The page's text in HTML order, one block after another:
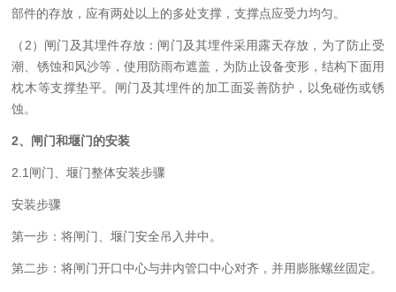
部件的存放，应有两处以上的多处支撑，支撑点应受力均匀。
（ 2）闸门及其埋件存放： 闸门及其埋件采用露天存放，为了防止受
潮、锈蚀和风沙等，使用防雨布遮盖，为防止设备变形，结构下面用
枕木等支撑垫平。闸门及其埋件的加工面妥善防护，以免碰伤或锈
蚀。
2、闸门和堰门的安装
2 .1 闸门 、堰门整体安装步骤
安装步骤
第一步：将闸门、堰门安全吊入井中。
第二步：将闸门开口中心与井内管口中心对齐，并用膨胀螺丝固定。